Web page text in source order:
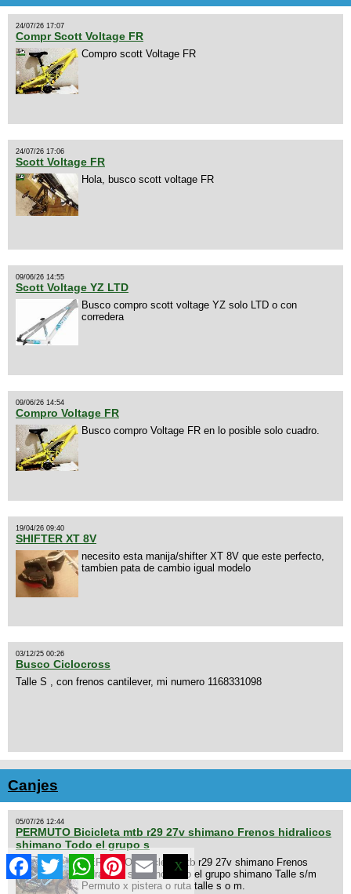
24/07/26 17:07
Compr Scott Voltage FR
Compro scott Voltage FR
24/07/26 17:06
Scott Voltage FR
Hola, busco scott voltage FR
09/06/26 14:55
Scott Voltage YZ LTD
Busco compro scott voltage YZ solo LTD o con
corredera
09/06/26 14:54
Compro Voltage FR
Busco compro Voltage FR en lo posible solo cuadro.
19/04/26 09:40
SHIFTER XT 8V
necesito esta manija/shifter XT 8V que este perfecto,
tambien pata de cambio igual modelo
03/12/25 00:26
Busco Ciclocross
Talle S , con frenos cantilever, mi numero 1168331098
Canjes
05/07/26 12:44
PERMUTO Bicicleta mtb r29 27v shimano Frenos hidralicos
shimano Todo el grupo s
PERMUTO Bicicleta mtb r29 27v shimano Frenos
hidralicos shimano Todo el grupo shimano Talle s/m
Permuto x pistera o ruta talle s o m.
Facebook
TwitterWhatsApp
PinterestEmail
X